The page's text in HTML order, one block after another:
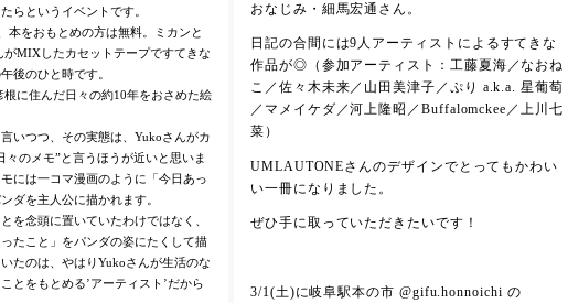
らというイベントです。
本をおもとめの方は無料。ミカンと
がMIXしたカセットテープですてきな
後のひと時です。
根に住んだ日々の約10年をおさめた絵
いつつ、その実態は、Yukoさんがカ
々のメモ”と言うほうが近いと思いま
には一コマ漫画のように「今日あっ
ダを主人公に描かれます。
を念頭に置いていたわけではなく、
たこと」をパンダの姿にたくして描
たのは、やはりYukoさんが生活のな
とをもとめる’アーティスト’だから
おなじみ・細馬宏通さん。
日記の合間には9人アーティストによるすてきな
作品が◎（参加アーティスト：工藤夏海／なおね
こ／佐々木未来／山田美津子／ぷり a.k.a. 星葡萄
／マメイケダ／河上隆昭／Buffalomckee／上川七
菜）
UMLAUTONEさんのデザインでとってもかわい
い一冊になりました。
ぜひ手に取っていただきたいです！
3/1(土)に岐阜駅本の市 @gifu.honnoichi の